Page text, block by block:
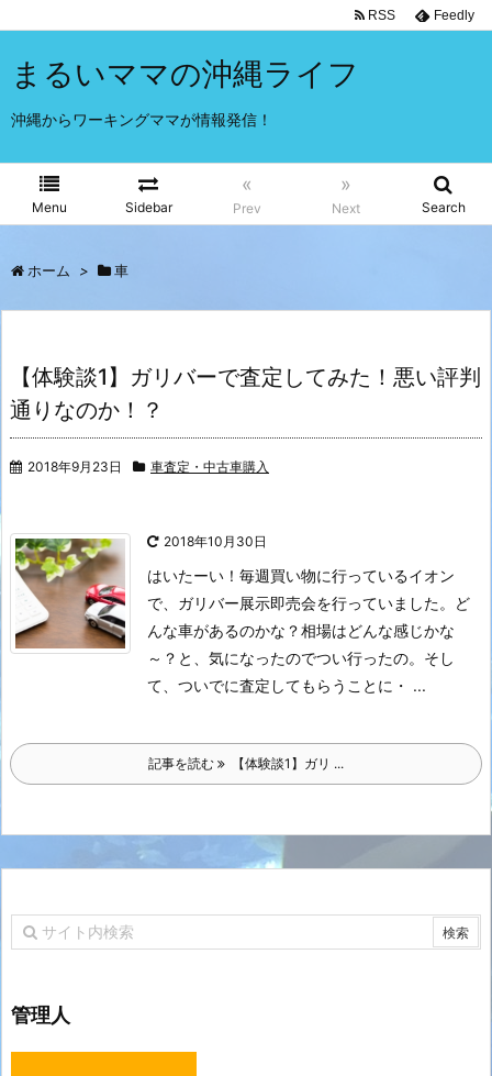
まるいママの沖縄ライフ
沖縄からワーキングママが情報発信！
Menu Sidebar
«
Prev
»
Next Search
RSS Feedly
ホーム > 車
【体験談1】ガリバーで査定してみた！悪い評判
通りなのか！？
2018年9月23日 車査定・中古車購入
2018年10月30日
はいたーい！ 毎週買い物に行っているイオン
で、ガリバー展示即売会を行っていました。
ど
んな車があるのかな？相場はどんな感じかな
～？と、気になったのでつい行ったの。 そし
て、ついでに査定してもらうことに・ ...
記事を読む 【体験談1】ガリ ...
管理人